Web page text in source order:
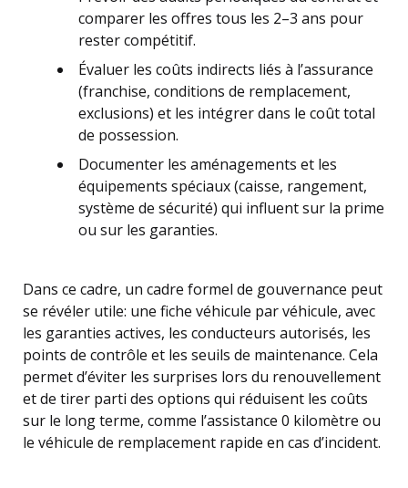
comparer les offres tous les 2–3 ans pour
rester compétitif.
Évaluer les coûts indirects liés à l’assurance
(franchise, conditions de remplacement,
exclusions) et les intégrer dans le coût total
de possession.
Documenter les aménagements et les
équipements spéciaux (caisse, rangement,
système de sécurité) qui influent sur la prime
ou sur les garanties.
Dans ce cadre, un cadre formel de gouvernance peut
se révéler utile: une fiche véhicule par véhicule, avec
les garanties actives, les conducteurs autorisés, les
points de contrôle et les seuils de maintenance. Cela
permet d’éviter les surprises lors du renouvellement
et de tirer parti des options qui réduisent les coûts
sur le long terme, comme l’assistance 0 kilomètre ou
le véhicule de remplacement rapide en cas d’incident.